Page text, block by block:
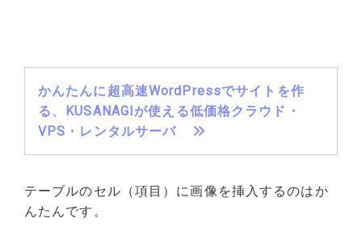
かんたんに超高速WordPressでサイトを作
る、KUSANAGIが使える低価格クラウド・
VPS・レンタルサーバ
テーブルのセル（項目）に画像を挿入するのはか
んたんです。